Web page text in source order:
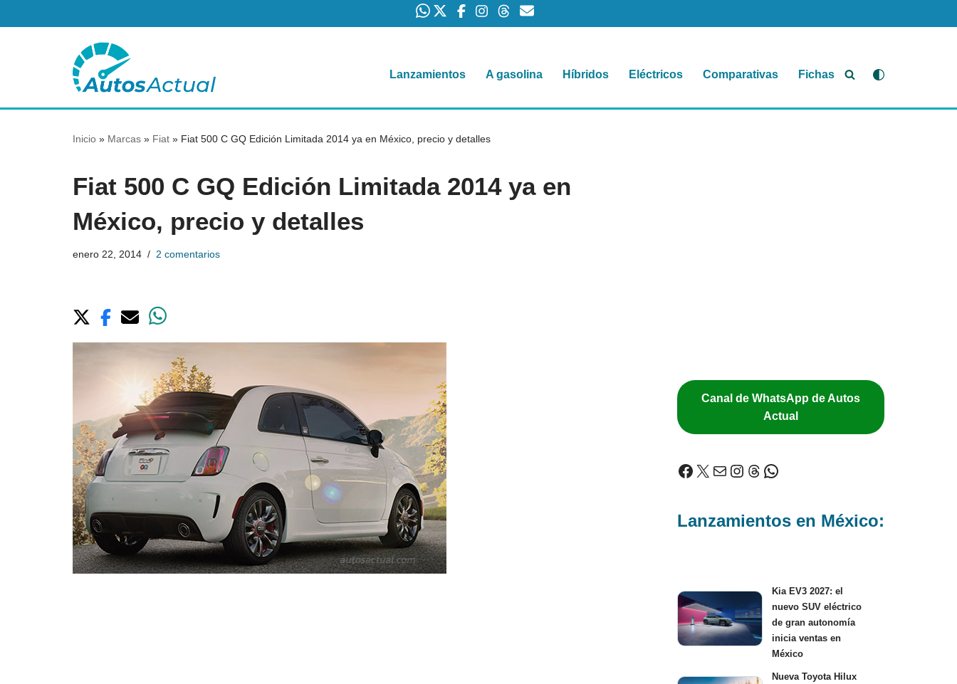
contenido
Lanzamientos A gasolina Híbridos Eléctricos Comparativas Fichas
Inicio » Marcas » Fiat » Fiat 500 C GQ Edición Limitada 2014 ya en México, precio y detalles
Fiat 500 C GQ Edición Limitada 2014 ya en
México, precio y detalles
enero 22, 2014 2 comentarios
Canal de WhatsApp de Autos
Actual
Lanzamientos en México:
Kia EV3 2027: el
nuevo SUV eléctrico
de gran autonomía
inicia ventas en
México
Nueva Toyota Hilux